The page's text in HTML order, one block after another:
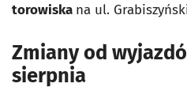
torowiska na ul.
Zmiany od
sierpnia